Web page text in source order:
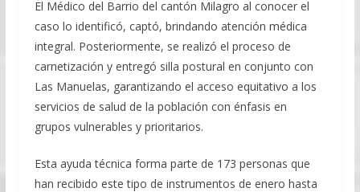
El Médico del Barrio del cantón Milagro al conocer el
caso lo identificó, captó, brindando atención médica
integral. Posteriormente, se realizó el proceso de
carnetización y entregó silla postural en conjunto con
Las Manuelas, garantizando el acceso equitativo a los
servicios de salud de la población con énfasis en
grupos vulnerables y prioritarios.
Esta ayuda técnica forma parte de 173 personas que
han recibido este tipo de instrumentos de enero hasta